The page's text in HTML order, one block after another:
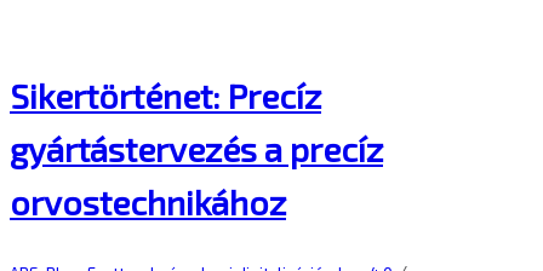
Sikertörténet: Precíz
gyártástervezés a precíz
orvostechnikához